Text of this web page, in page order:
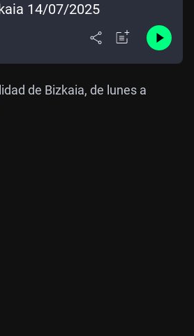
14/07/2025
de Bizkaia, de lunes a